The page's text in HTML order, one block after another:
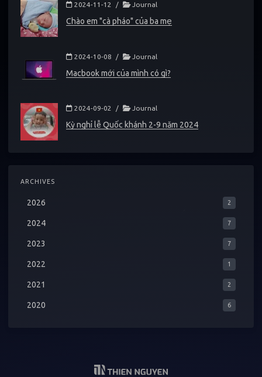
2024-11-12 / Journal
Chào em "cà pháo" của ba mẹ
2024-10-08 / Journal
Macbook mới của mình có gì?
2024-09-02 / Journal
Kỳ nghỉ lễ Quốc khánh 2-9 năm 2024
ARCHIVES
2026 2
2024 7
2023 7
2022 1
2021 2
2020 6